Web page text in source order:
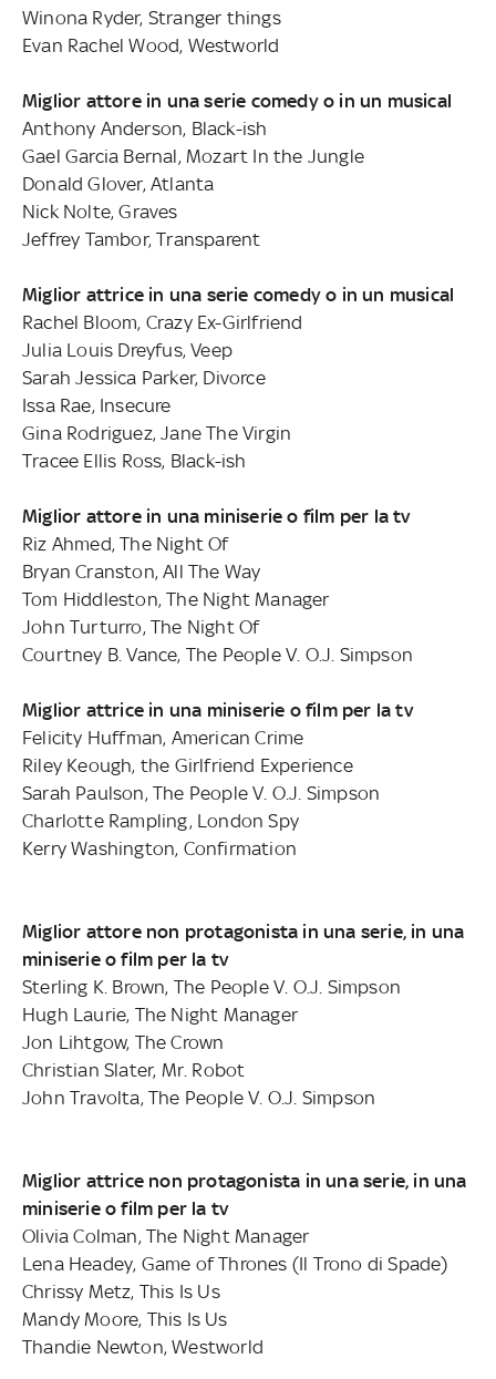
Winona Ryder, Stranger things
Evan Rachel Wood, Westworld
Miglior attore in una serie comedy o in un musical
Anthony Anderson, Black-ish
Gael Garcia Bernal, Mozart In the Jungle
Donald Glover, Atlanta
Nick Nolte, Graves
Jeffrey Tambor, Transparent
Miglior attrice in una serie comedy o in un musical
Rachel Bloom, Crazy Ex-Girlfriend
Julia Louis Dreyfus, Veep
Sarah Jessica Parker, Divorce
Issa Rae, Insecure
Gina Rodriguez, Jane The Virgin
Tracee Ellis Ross, Black-ish
Miglior attore in una miniserie o film per la tv
Riz Ahmed, The Night Of
Bryan Cranston, All The Way
Tom Hiddleston, The Night Manager
John Turturro, The Night Of
Courtney B. Vance, The People V. O.J. Simpson
Miglior attrice in una miniserie o film per la tv
Felicity Huffman, American Crime
Riley Keough, the Girlfriend Experience
Sarah Paulson, The People V. O.J. Simpson
Charlotte Rampling, London Spy
Kerry Washington, Confirmation
Miglior attore non protagonista in una serie, in una
miniserie o film per la tv
Sterling K. Brown, The People V. O.J. Simpson
Hugh Laurie, The Night Manager
Jon Lihtgow, The Crown
Christian Slater, Mr. Robot
John Travolta, The People V. O.J. Simpson
Miglior attrice non protagonista in una serie, in una
miniserie o film per la tv
Olivia Colman, The Night Manager
Lena Headey, Game of Thrones (Il Trono di Spade)
Chrissy Metz, This Is Us
Mandy Moore, This Is Us
Thandie Newton, Westworld